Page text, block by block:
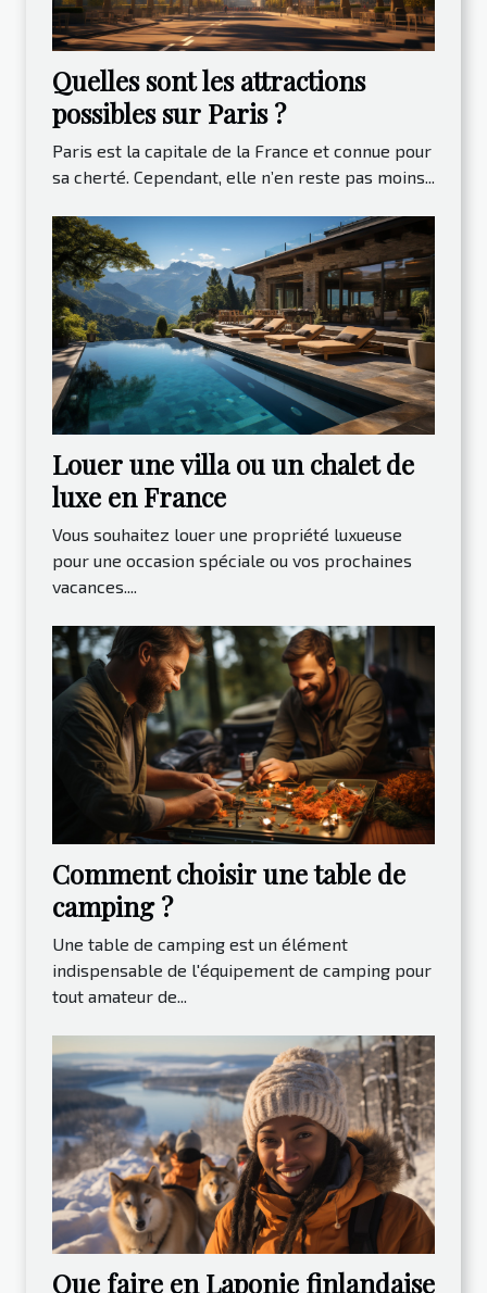
Quelles sont les attractions
possibles sur Paris ?
Paris est la capitale de la France et connue pour
sa cherté. Cependant, elle n’en reste pas moins...
Louer une villa ou un chalet de
luxe en France
Vous souhaitez louer une propriété luxueuse
pour une occasion spéciale ou vos prochaines
vacances....
Comment choisir une table de
camping ?
Une table de camping est un élément
indispensable de l'équipement de camping pour
tout amateur de...
Que faire en Laponie finlandaise